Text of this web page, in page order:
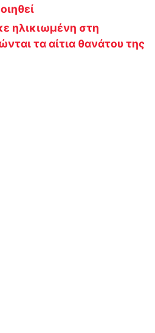
ηλικιωμένη στη
τα αίτια θανάτου της